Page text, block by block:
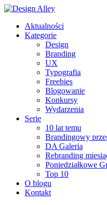
Aktualności
Kategorie
Design
Branding
UX
Typografia
Freebies
Blogowanie
Konkursy
Wydarzenia
Serie
10 lat temu
Brandingowy
DA Galeria
Rebranding
Poniedziałkowe
Top 10
O blogu
Kontakt